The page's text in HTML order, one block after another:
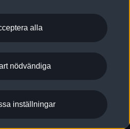
- Hur påverkas min bil av detta?
Återförsäljare
om dataläcka
cookies
alla
nödvändiga
inställningar